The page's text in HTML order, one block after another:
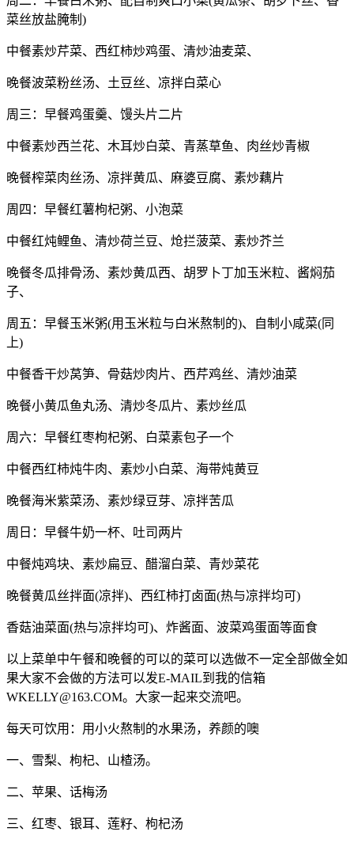
菜丝放盐腌制)
中餐素炒芹菜、西红柿炒鸡蛋、清炒油麦菜、
晚餐波菜粉丝汤、土豆丝、凉拌白菜心
周三：早餐鸡蛋羹、馒头片二片
中餐素炒西兰花、木耳炒白菜、青蒸草鱼、肉丝炒青椒
晚餐榨菜肉丝汤、凉拌黄瓜、麻婆豆腐、素炒藕片
周四：早餐红薯枸杞粥、小泡菜
中餐红炖鲤鱼、清炒荷兰豆、炝拦菠菜、素炒芥兰
晚餐冬瓜排骨汤、素炒黄瓜西、胡罗卜丁加玉米粒、酱焖茄
子、
周五：早餐玉米粥(用玉米粒与白米熬制的)、自制小咸菜(同
上)
中餐香干炒莴笋、骨菇炒肉片、西芹鸡丝、清炒油菜
晚餐小黄瓜鱼丸汤、清炒冬瓜片、素炒丝瓜
周六：早餐红枣枸杞粥、白菜素包子一个
中餐西红柿炖牛肉、素炒小白菜、海带炖黄豆
晚餐海米紫菜汤、素炒绿豆芽、凉拌苦瓜
周日：早餐牛奶一杯、吐司两片
中餐炖鸡块、素炒扁豆、醋溜白菜、青炒菜花
晚餐黄瓜丝拌面(凉拌)、西红柿打卤面(热与凉拌均可)
香菇油菜面(热与凉拌均可)、炸酱面、波菜鸡蛋面等面食
以上菜单中午餐和晚餐的可以的菜可以选做不一定全部做全如
果大家不会做的方法可以发E-MAIL到我的信箱
WKELLY@163.COM。大家一起来交流吧。
每天可饮用：用小火熬制的水果汤，养颜的噢
一、雪梨、枸杞、山楂汤。
二、苹果、话梅汤
三、红枣、银耳、莲籽、枸杞汤